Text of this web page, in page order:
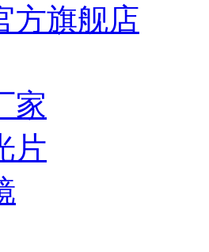
方旗舰店
家
片